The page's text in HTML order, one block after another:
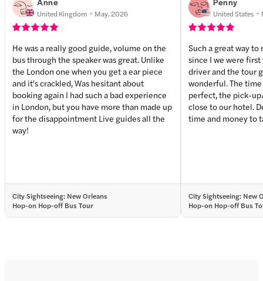
United Kingdom May, 2026
He was a really good guide, volume on the
bus through the speaker was great. Unlike
the London one when you get a ear piece
and it's crackled, Was hesitant about
booking again I had such a bad experience
in London, but you have more than made up
for the disappointment Live guides all the
way!
City Sightseeing: New Orleans
Hop-on Hop-off Bus Tour
United States
Such a great way
since I we were first
driver and the tour
wonderful. The time schedule was
perfect, the pick-
close to our hotel. Definitely worth the
time and money to
City Sightseeing: New
Hop-on Hop-off Bus